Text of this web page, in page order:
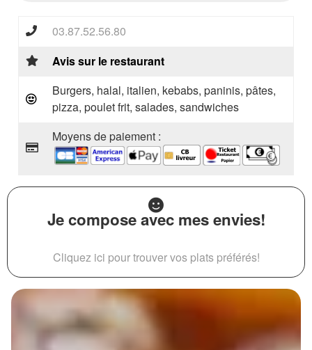
03.87.52.56.80
Avis sur le restaurant
Burgers, halal, italien, kebabs, paninis, pâtes,
pizza, poulet frit, salades, sandwiches
Moyens de paiement :
Je compose avec mes envies!
Cliquez ici pour trouver vos plats préférés!